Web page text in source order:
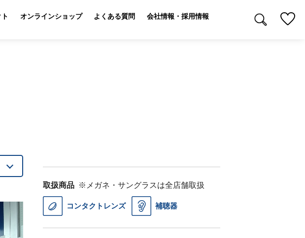
オンラインショップ よくある質問 会社情報・採用情報
取扱商品 ※メガネ・サングラスは全店舗取扱
コンタクトレンズ 補聴器